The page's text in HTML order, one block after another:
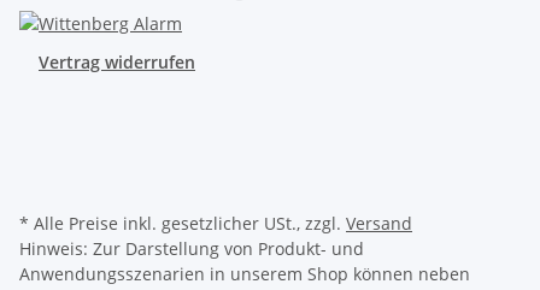
Vertrag widerrufen
* Alle Preise inkl. gesetzlicher USt., zzgl. Versand
Hinweis: Zur Darstellung von Produkt- und
Anwendungsszenarien in unserem Shop können neben